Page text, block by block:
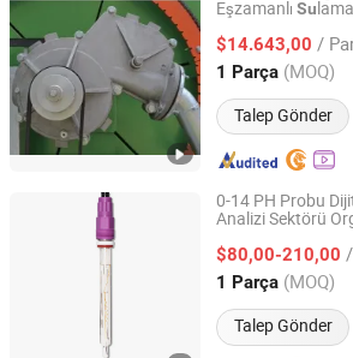
Eşzamanlı Su
$14.643,00 /
1 Parça (MOQ)
Talep Gönder
Shandong H. T-Bauer Water and
Engineering Co., Ltd.
Shandong, China Fiyat
0-14 PH Probu
Analizi Sektörü
$80,00-210,00
1 Parça (MOQ)
Talep Gönder
Shanghai Chunye Instrument
Shanghai, China Fiyat 2019